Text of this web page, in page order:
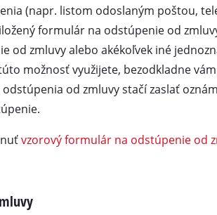
(napr. listom odoslaným poštou,
formulár na odstúpenie od
od zmluvy alebo akékoľvek iné
možnosť využijete, bezodkladne
od zmluvy stačí zaslať
vzorový formulár na odstúpenie od